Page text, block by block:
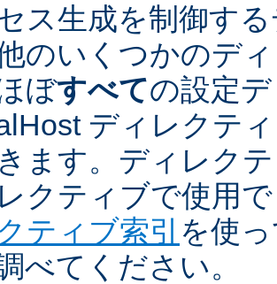
ス生成を制御す
のいくつかのデ
ぼすべての設定
ディレクテ
ます。ディレク
クティブで使用
ティブ索引 を使
べてください。